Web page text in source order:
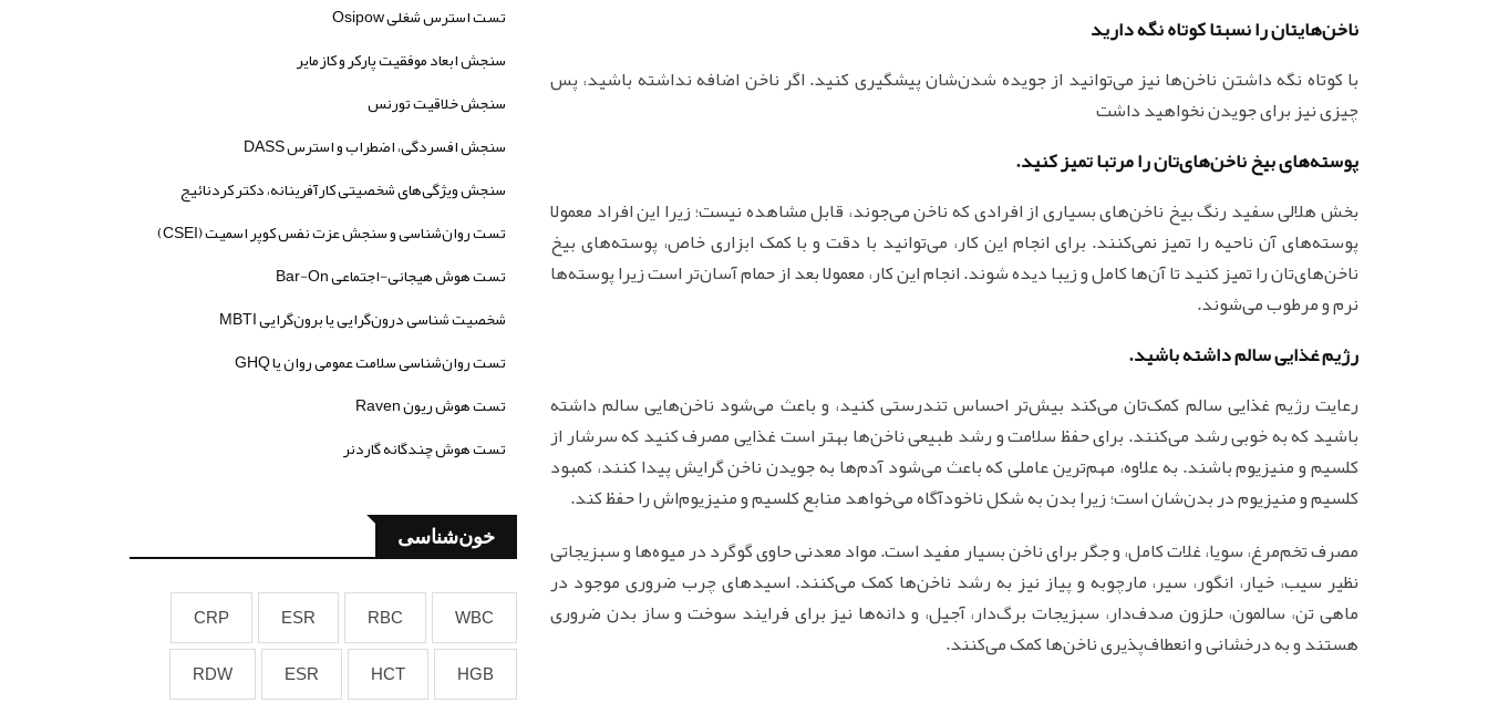
ناخن‌هایتان را نسبتا کوتاه نگه دارید
با کوتاه نگه داشتن ناخن‌ها نیز می‌توانید از جویده شدن‌شان پیشگیری کنید. اگر ناخن اضافه نداشته باشید، پس
چیزی نیز برای جویدن نخواهید داشت
پوسته‌های بیخ ناخن‌های‌تان را مرتبا تمیز کنید.
بخش هلالی سفید رنگ بیخ ناخن‌های بسیاری از افرادی که ناخن می‌جوند، قابل مشاهده نیست؛ زیرا این افراد معمولا
پوسته‌های آن ناحیه را تمیز نمی‌کنند. برای انجام این کار، می‌توانید با دقت و با کمک ابزاری خاص، پوسته‌های بیخ
ناخن‌های‌تان را تمیز کنید تا آن‌ها کامل و زیبا دیده شوند. انجام این کار، معمولا بعد از حمام آسان‌تر است زیرا پوسته‌ها
نرم و مرطوب می‌شوند.
رژیم غذایی سالم داشته باشید.
رعایت رژیم غذایی سالم کمک‌تان می‌کند بیش‌تر احساس تندرستی کنید، و باعث می‌شود ناخن‌هایی سالم داشته
باشید که به خوبی رشد می‌کنند. برای حفظ سلامت و رشد طبیعی ناخن‌ها بهتر است غذایی مصرف کنید که سرشار از
کلسیم و منیزیوم باشند. به علاوه، مهم‌ترین عاملی که باعث می‌شود آدم‌ها به جویدن ناخن گرایش پیدا کنند، کمبود
کلسیم و منیزیوم در بدن‌شان است؛ زیرا بدن به شکل ناخودآگاه می‌خواهد منابع کلسیم و منیزیوم‌اش را حفظ کند.
مصرف تخم‌مرغ، سویا، غلات کامل، و جگر برای ناخن بسیار مفید است. مواد معدنی حاوی گوگرد در میوه‌ها و سبزیجاتی
نظیر سیب، خیار، انگور، سیر، مارچوبه و پیاز نیز به رشد ناخن‌ها کمک می‌کنند. اسیدهای چرب ضروری موجود در
ماهی تن، سالمون، حلزون صدف‌دار، سبزیجات برگ‌دار، آجیل، و دانه‌ها نیز برای فرایند سوخت و ساز بدن ضروری
هستند و به درخشانی و انعطاف‌پذیری ناخن‌ها کمک می‌کنند.
تست استرس شغلی Osipow
سنجش ابعاد موفقیت پارکر و کازمایر
سنجش خلاقیت تورنس
سنجش افسردگی، اضطراب و استرس DASS
سنجش ویژگی‌های شخصیتی کارآفرینانه، دکتر کردنائیج
تست روان‌شناسی و سنجش عزت نفس کوپر اسمیت (CSEI)
تست هوش هیجانی-اجتماعی Bar-On
شخصیت شناسی درون‌گرایی یا برون‌گرایی MBTI
تست روان‌شناسی سلامت عمومی روان یا GHQ
تست هوش ریون Raven
تست هوش چندگانه گاردنر
خون‌شناسی
WBC
RBC
ESR
CRP
HGB
HCT
ESR
RDW